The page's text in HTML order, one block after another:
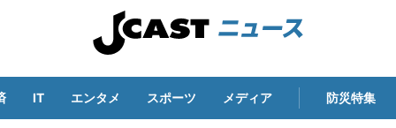
IT エンタメ スポーツ メディア 防災特集